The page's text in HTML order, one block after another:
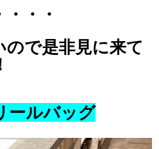
・・
で是非見に来て
ルバッグ